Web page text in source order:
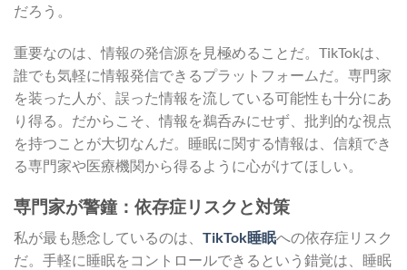
だろう。
重要なのは、情報の発信源を見極めることだ。TikTokは、
誰でも気軽に情報発信できるプラットフォームだ。専門家
を装った人が、誤った情報を流している可能性も十分にあ
り得る。だからこそ、情報を鵜呑みにせず、批判的な視点
を持つことが大切なんだ。睡眠に関する情報は、信頼でき
る専門家や医療機関から得るように心がけてほしい。
専門家が警鐘：依存症リスクと対策
私が最も懸念しているのは、 TikTok睡眠への依存症リスク
だ。手軽に睡眠をコントロールできるという錯覚は、睡眠